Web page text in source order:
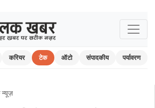
करियर टेक ऑटो संपादकीय पर्यावरण